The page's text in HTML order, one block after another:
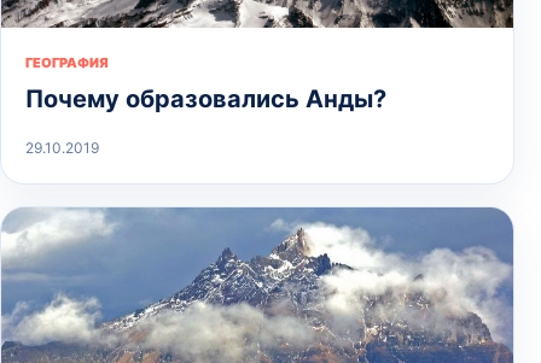
ГЕОГРАФИЯ
Почему образовались Анды?
29.10.2019